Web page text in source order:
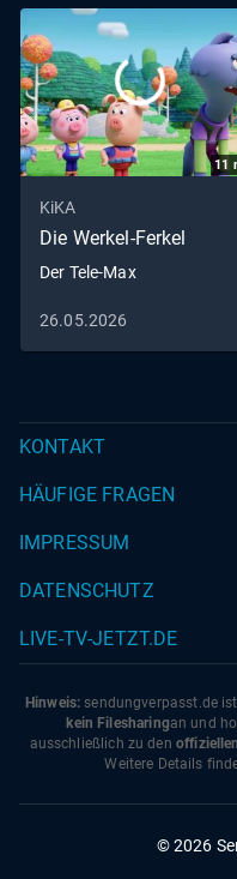
11
KiKA
Die Werkel-Ferkel
Der Tele-Max
26.05.2026
KONTAKT
HÄUFIGE FRAGEN
IMPRESSUM
DATENSCHUTZ
LIVE-TV-JETZT.DE
Hinweis: sendungverpasst.de
kein Filesharingan und
ausschließlich zu den
Weitere Details
© 2026